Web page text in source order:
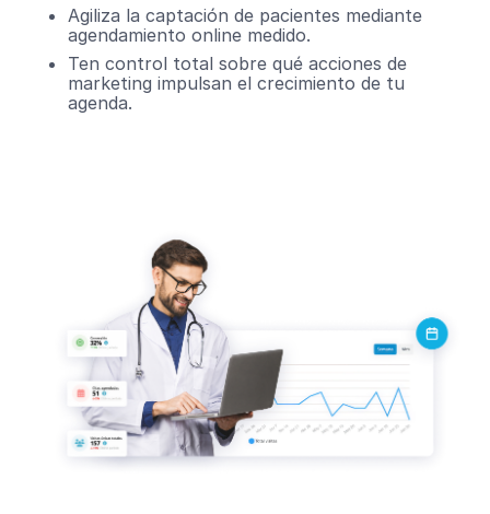
Agiliza la captación de pacientes mediante
agendamiento online medido.
Ten control total sobre qué acciones de
marketing impulsan el crecimiento de tu
agenda.